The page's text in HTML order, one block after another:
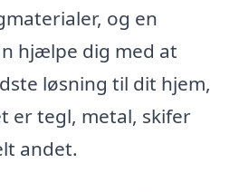
og en
hjælpe dig med at
løsning til dit hjem,
er tegl, metal, skifer
andet.